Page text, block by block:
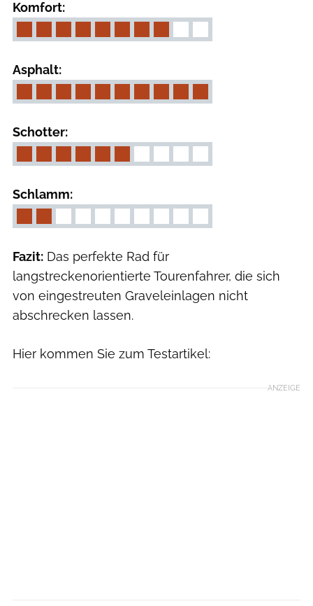
Komfort:
Asphalt:
Schotter:
Schlamm:
Fazit: Das perfekte Rad für
langstreckenorientierte Tourenfahrer, die sich
von eingestreuten Graveleinlagen nicht
abschrecken lassen.
Hier kommen Sie zum Testartikel:
ANZEIGE